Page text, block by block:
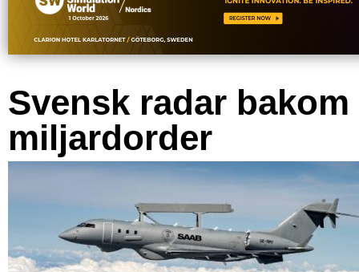
Svensk radar bakom
miljardorder